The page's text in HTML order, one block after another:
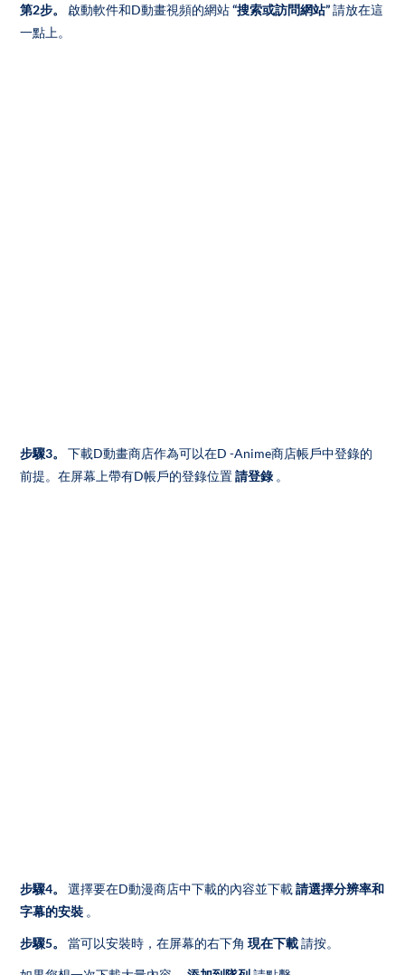
第2步。 啟動軟件和D動畫視頻的網站“搜索或訪問網站”請放在這
一點上。
步驟3。下載D動畫商店作為可以在D -Anime商店帳戶中登錄的
前提。在屏幕上帶有D帳戶的登錄位置請登錄 。
步驟4。選擇要在D動漫商店中下載的內容並下載請選擇分辨率和
字幕的安裝 。
步驟5。當可以安裝時，在屏幕的右下角現在下載請按。